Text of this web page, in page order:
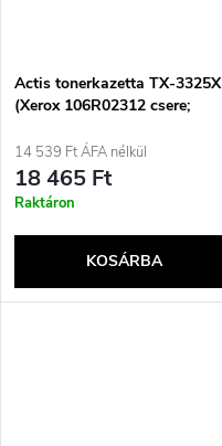
é
s
e
j
a
Actis tonerkazetta TX-3325X
(Xerox 106R02312 csere;
14 539 Ft ÁFA nélkül
18 465 Ft
Raktáron
KOSÁRBA